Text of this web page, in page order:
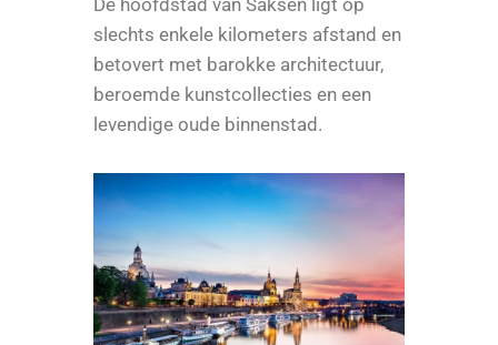
slechts enkele kilometers afstand en
betovert met barokke architectuur,
beroemde kunstcollecties en een
levendige oude binnenstad.